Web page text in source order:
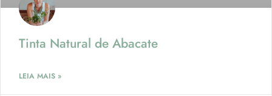
Tinta Natural de Abacate
LEIA MAIS »